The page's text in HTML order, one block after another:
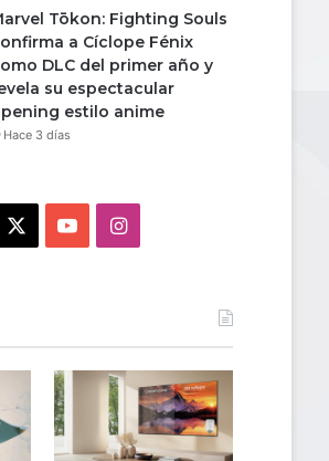
Tōkon: Fighting Souls
a Cíclope Fénix
DLC del primer año y
su espectacular
estilo anime
Hace 3 días
YouTubeInstagram